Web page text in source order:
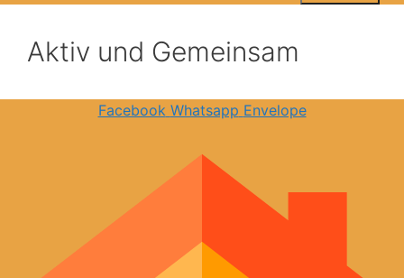
Aktiv und Gemeinsam
Facebook Whatsapp Envelope